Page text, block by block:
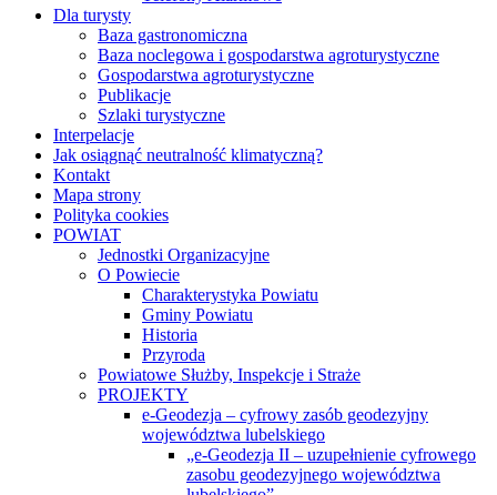
Dla turysty
Baza gastronomiczna
Baza noclegowa i gospodarstwa agroturystyczne
Gospodarstwa agroturystyczne
Publikacje
Szlaki turystyczne
Interpelacje
Jak osiągnąć neutralność klimatyczną?
Kontakt
Mapa strony
Polityka cookies
POWIAT
Jednostki Organizacyjne
O Powiecie
Charakterystyka Powiatu
Gminy Powiatu
Historia
Przyroda
Powiatowe Służby, Inspekcje i Straże
PROJEKTY
e-Geodezja – cyfrowy zasób geodezyjny
województwa lubelskiego
„e-Geodezja II – uzupełnienie cyfrowego
zasobu geodezyjnego województwa